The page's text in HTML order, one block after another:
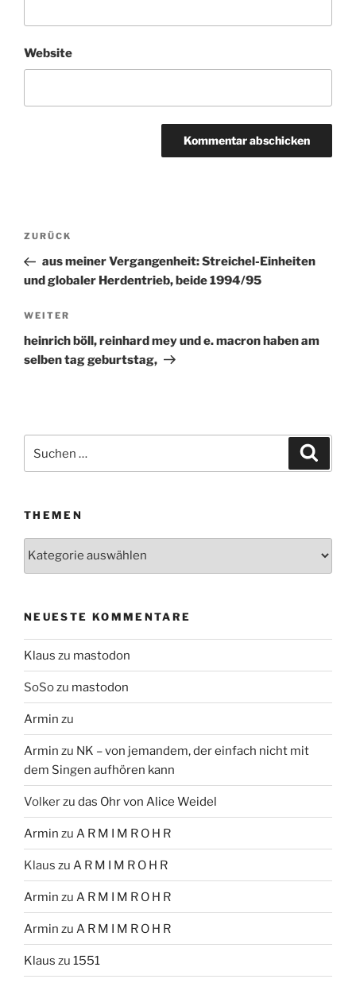
Website
Beitragsnavigation
Vorheriger
Beitrag
ZURÜCK
aus meiner Vergangenheit: Streichel-Einheiten
und globaler Herdentrieb, beide 1994/95
Nächster
Beitrag
WEITER
heinrich böll, reinhard mey und e. macron haben am
selben tag geburtstag,
nach:
THEMEN
NEUESTE KOMMENTARE
Klaus zu mastodon
SoSozu mastodon
Armin zu
Armin zu NK – von jemandem, der einfach nicht mit
dem Singen aufhören kann
Volkerzu das Ohr von Alice Weidel
Armin zu A R M I M R O H R
Klaus zu A R M I M R O H R
Armin zu A R M I M R O H R
Armin zu A R M I M R O H R
Klaus zu 1551